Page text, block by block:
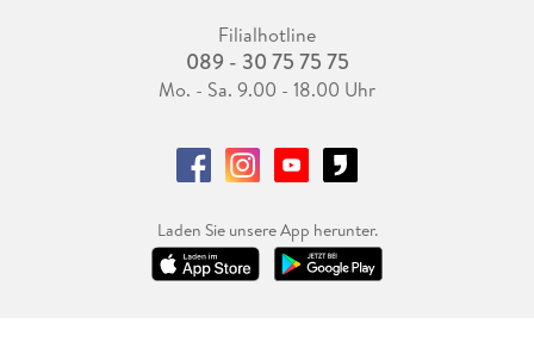
Filialhotline
089 - 30 75 75 75
Mo. - Sa. 9.00 - 18.00 Uhr
Laden Sie unsere App herunter.